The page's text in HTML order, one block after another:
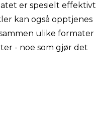
er spesielt effektivt
kan også opptjenes
ulike formater
- noe som gjør det